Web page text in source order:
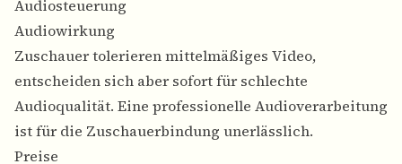
Audiosteuerung
Audiowirkung
Zuschauer tolerieren mittelmäßiges Video,
entscheiden sich aber sofort für schlechte
Audioqualität. Eine professionelle Audioverarbeitung
ist für die Zuschauerbindung unerlässlich.
Preise